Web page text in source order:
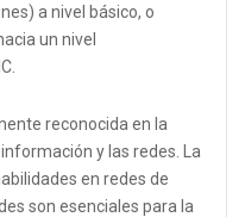
a nivel básico, o
un nivel
reconocida en la
y las redes. La
en redes de
son esenciales para la